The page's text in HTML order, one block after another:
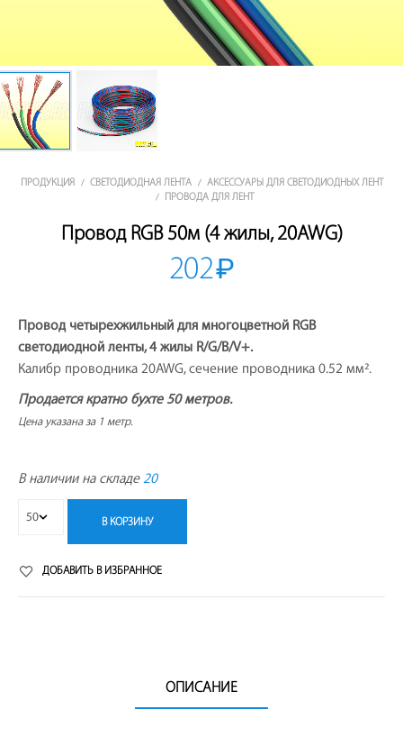
ПРОДУКЦИЯ / СВЕТОДИОДНАЯ ЛЕНТА / АКСЕССУАРЫ ДЛЯ СВЕТОДИОДНЫХ ЛЕНТ
/ ПРОВОДА ДЛЯ ЛЕНТ
Провод RGB 50м (4 жилы, 20AWG)
202₽
Провод четырехжильный для многоцветной RGB
светодиодной ленты, 4 жилы R/G/B/V+.
Калибр проводника 20AWG, сечение проводника 0.52 мм².
Продается кратно бухте 50 метров.
Цена указана за 1 метр.
В наличии на складе20
В КОРЗИНУ
ДОБАВИТЬ В ИЗБРАННОЕ
ОПИСАНИЕ